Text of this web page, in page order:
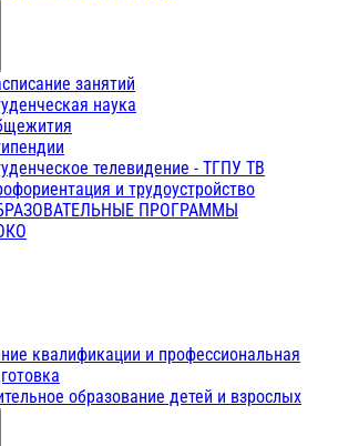
занятий
наука
телевидение - ТГПУ ТВ
и трудоустройство
ПРОГРАММЫ
квалификации и профессиональная
образование детей и взрослых